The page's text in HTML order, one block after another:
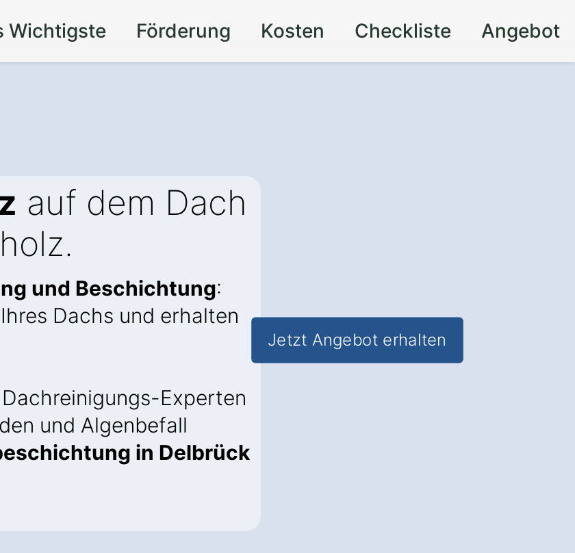
Wichtigste Förderung Kosten Checkliste Angebot
auf dem Dach
und Beschichtung:
Dachs und erhalten
Experten
und Algenbefall
in Delbrück
Jetzt Angebot erhalten